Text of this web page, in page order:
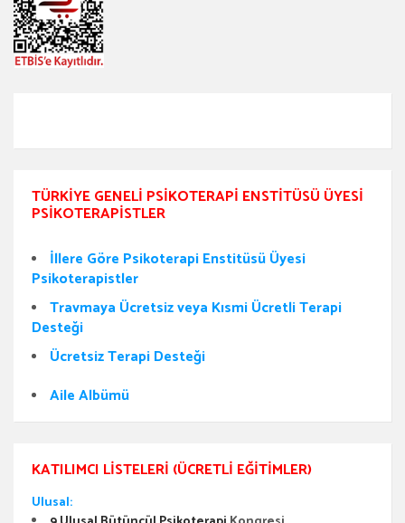
TÜRKIYE GENELI PSIKOTERAPI ENSTITÜSÜ ÜYESI
PSIKOTERAPISTLER
İllere Göre Psikoterapi Enstitüsü Üyesi
Psikoterapistler
Travmaya Ücretsiz veya Kısmi Ücretli Terapi
Desteği
Ücretsiz Terapi Desteği
Aile Albümü
KATILIMCI LISTELERI (ÜCRETLI EĞITIMLER)
Ulusal: